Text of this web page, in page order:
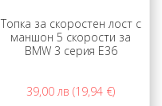
Топка за скоростен лост с
маншон 5 скорости за
BMW 3 серия E36
39,00 лв (19,94 €)